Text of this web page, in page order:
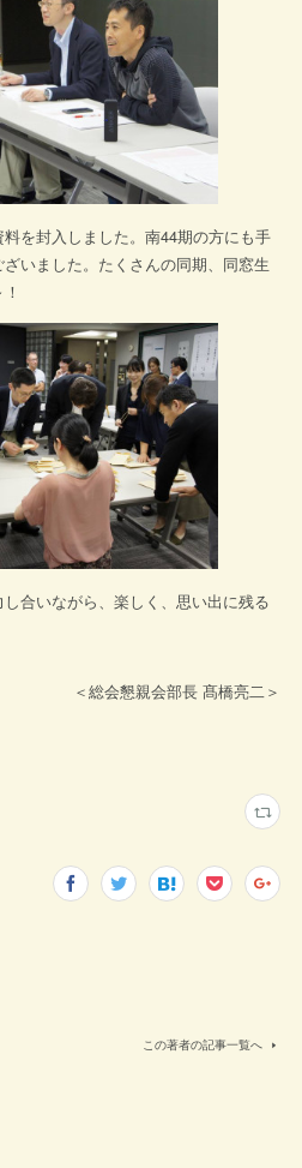
を封入しました。南44期の方にも手
いました。たくさんの同期、同窓生
合いながら、楽しく、思い出に残る
＜総会懇親会部長 髙橋亮二＞
この著者の記事一覧へ